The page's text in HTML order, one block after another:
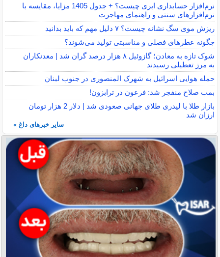
نرم‌افزار حسابداری ابری چیست؟ + جدول 1405 مزایا، مقایسه با
نرم‌افزارهای سنتی و راهنمای مهاجرت
ریزش موی سگ نشانه چیست؟ ۷ دلیل مهم که باید بدانید
چگونه عطرهای فصلی و مناسبتی تولید می‌شوند؟
شوک تازه به معادن؛ گازوئیل ۸ هزار درصد گران شد | معدنکاران
به مرز تعطیلی رسیدند
حمله هوایی اسرائیل به شهرک المنصوری در جنوب لبنان
بمب صلاح منفجر شد: فرعون در ترابزون!
بازار طلا با لیدری طلای جهانی صعودی شد | دلار 2 هزار تومان
ارزان شد
سایر خبرهای داغ »